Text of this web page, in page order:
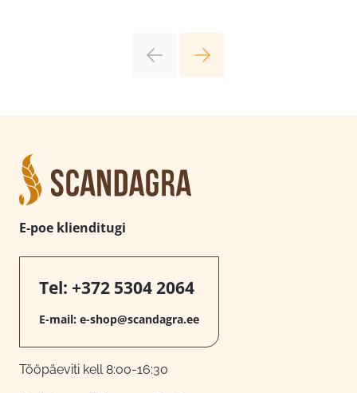
E-poe klienditugi
Tel: +372 5304 2064
E-mail: e-shop@scandagra.ee
Tööpäeviti kell 8:00-16:30